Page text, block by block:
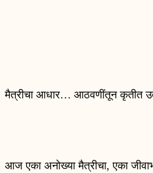
मैत्रीचा आधार… आठवणींतून कृतीत
आज एका अनोख्या मैत्रीचा, एका